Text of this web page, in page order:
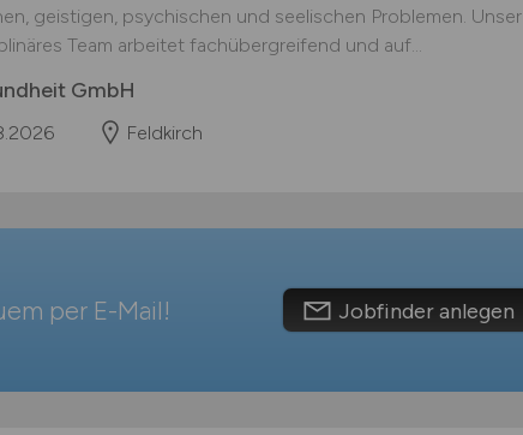
geistigen, psychischen und seelischen Problemen. Unser
Team arbeitet fachübergreifend und auf...
GmbH
Feldkirch
per E-Mail! Jobfinder anlegen